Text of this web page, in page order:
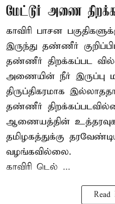
மேட்டூர் அணை
காவிரி பாசன
இருந்து தண்ணீர்
தண்ணீர் திறக்கப்பட
அணையின் நீர் இருப்பு
திருப்திகரமாக
தண்ணீர்
ஆணையத்தின்
தமிழகத்துக்கு
வழங்கவில்லை.
காவிரி டெல் ...
Read